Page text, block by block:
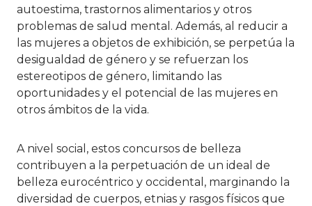
autoestima, trastornos alimentarios y otros
problemas de salud mental. Además, al reducir a
las mujeres a objetos de exhibición, se perpetúa la
desigualdad de género y se refuerzan los
estereotipos de género, limitando las
oportunidades y el potencial de las mujeres en
otros ámbitos de la vida.
A nivel social, estos concursos de belleza
contribuyen a la perpetuación de un ideal de
belleza eurocéntrico y occidental, marginando la
diversidad de cuerpos, etnias y rasgos físicos que